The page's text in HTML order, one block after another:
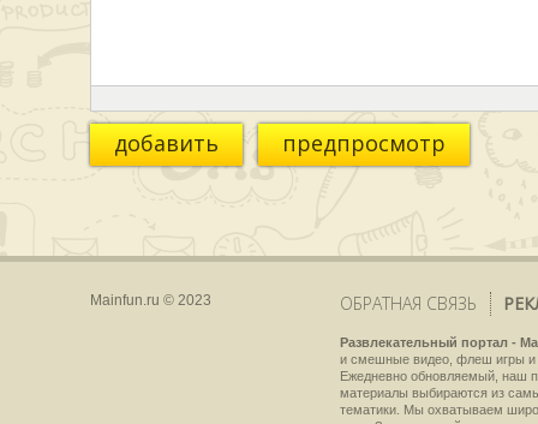
добавить предпросмотр
Mainfun.ru © 2023 ОБРАТНАЯ СВЯЗЬ
Развлекательный портал -
и смешные видео, флеш игры и
Ежедневно обновляемый, наш
материалы выбираются из
тематики. Мы охватываем